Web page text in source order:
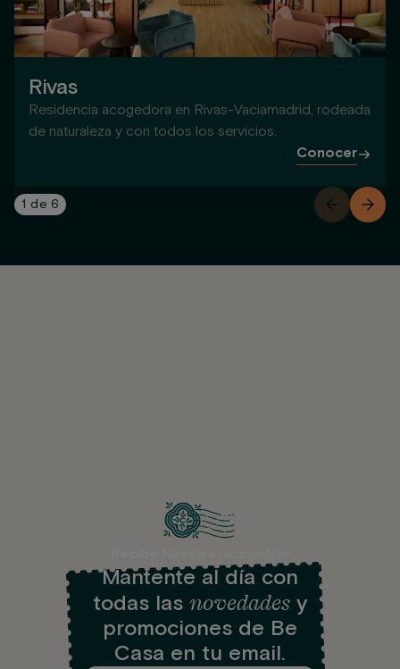
Rivas
Residencia acogedora en Rivas-Vaciamadrid, rodeada
de naturaleza y con todos los servicios.
Conocer
1 de 6
Mantente al día con
todas las novedades y
promociones de Be
Casa en tu email.